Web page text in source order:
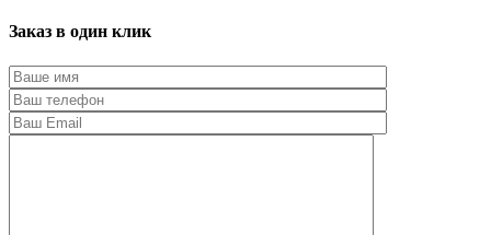
Заказ в один клик